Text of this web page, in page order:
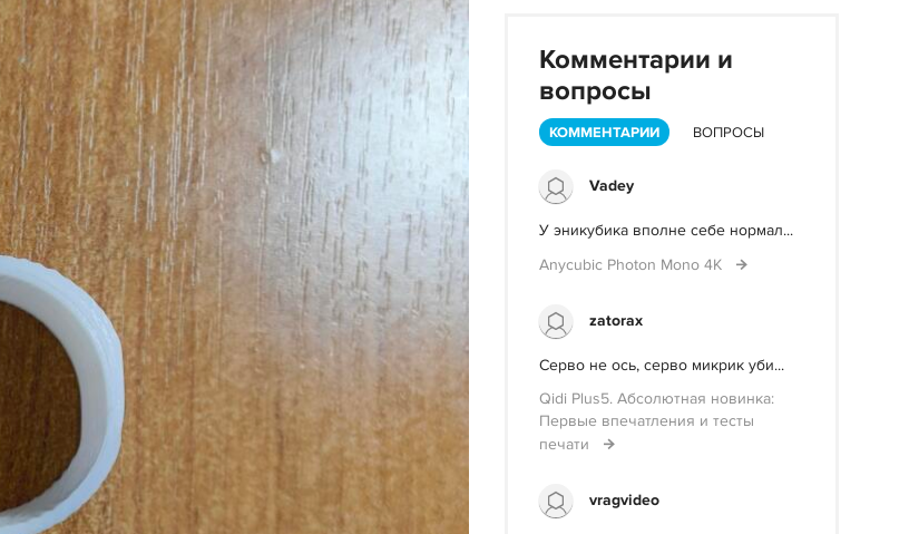
Комментарии и
вопросы
КОММЕНТАРИИ ВОПРОСЫ
Vadey
У эникубика вполне себе нормал...
Anycubic Photon Mono 4K
zatorax
Серво не ось, серво микрик уби...
Qidi Plus5. Абсолютная новинка:
Первые впечатления и тесты
печати
vragvideo